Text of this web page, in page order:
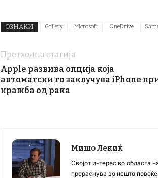
ОЗНАКИ Gallery Microsoft OneDrive
Претходна статија
Apple развива опција која
автоматски го заклучува iPhone
кражба од рака
Мишо Лекиќ
Својот интерес во областа
прераснува во нешто